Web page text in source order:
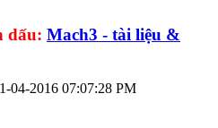
dấu: Mach3 - tài liệu &
04-2016 07:07:28 PM